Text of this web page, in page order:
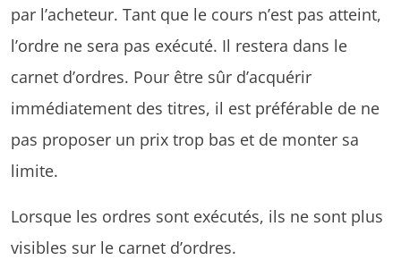
par l’acheteur. Tant que le cours n’est pas atteint,
l’ordre ne sera pas exécuté. Il restera dans le
carnet d’ordres. Pour être sûr d’acquérir
immédiatement des titres, il est préférable de ne
pas proposer un prix trop bas et de monter sa
limite.
Lorsque les ordres sont exécutés, ils ne sont plus
visibles sur le carnet d’ordres.